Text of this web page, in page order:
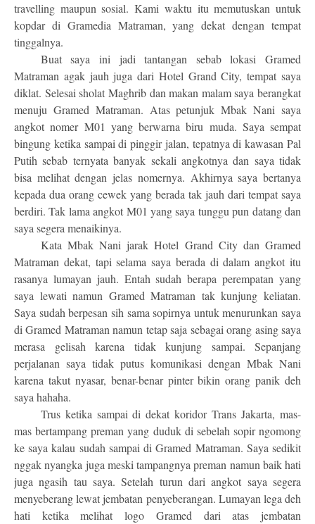
travelling maupun sosial. Kami waktu itu memutuskan untuk
kopdar di Gramedia Matraman, yang dekat dengan tempat
tinggalnya.
Buat saya ini jadi tantangan sebab lokasi Gramed
Matraman agak jauh juga dari Hotel Grand City, tempat saya
diklat. Selesai sholat Maghrib dan makan malam saya berangkat
menuju Gramed Matraman. Atas petunjuk Mbak Nani saya
angkot nomer M01 yang berwarna biru muda. Saya sempat
bingung ketika sampai di pinggir jalan, tepatnya di kawasan Pal
Putih sebab ternyata banyak sekali angkotnya dan saya tidak
bisa melihat dengan jelas nomernya. Akhirnya saya bertanya
kepada dua orang cewek yang berada tak jauh dari tempat saya
berdiri. Tak lama angkot M01 yang saya tunggu pun datang dan
saya segera menaikinya.
Kata Mbak Nani jarak Hotel Grand City dan Gramed
Matraman dekat, tapi selama saya berada di dalam angkot itu
rasanya lumayan jauh. Entah sudah berapa perempatan yang
saya lewati namun Gramed Matraman tak kunjung keliatan.
Saya sudah berpesan sih sama sopirnya untuk menurunkan saya
di Gramed Matraman namun tetap saja sebagai orang asing saya
merasa gelisah karena tidak kunjung sampai. Sepanjang
perjalanan saya tidak putus komunikasi dengan Mbak Nani
karena takut nyasar, benar-benar pinter bikin orang panik deh
saya hahaha.
Trus ketika sampai di dekat koridor Trans Jakarta, mas-
mas bertampang preman yang duduk di sebelah sopir ngomong
ke saya kalau sudah sampai di Gramed Matraman. Saya sedikit
nggak nyangka juga meski tampangnya preman namun baik hati
juga ngasih tau saya. Setelah turun dari angkot saya segera
menyeberang lewat jembatan penyeberangan. Lumayan lega deh
hati ketika melihat logo Gramed dari atas jembatan